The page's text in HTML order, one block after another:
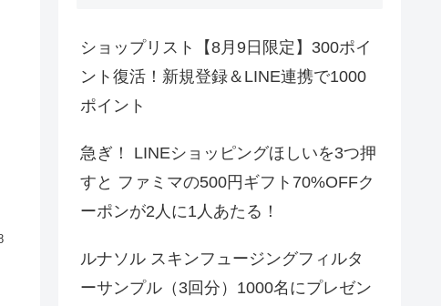
ショップリスト【8月9日限定】300ポイ
ント復活！新規登録＆LINE連携で1000
ポイント
急ぎ！ LINEショッピングほしいを3つ押
すと ファミマの500円ギフト70%OFFク
ーポンが2人に1人あたる！
ルナソル スキンフュージングフィルタ
ーサンプル（3回分）1000名にプレゼン